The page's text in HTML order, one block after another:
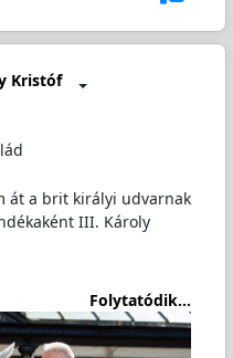
Kristóf
át a brit királyi udvarnak
III. Károly
Folytatódik...